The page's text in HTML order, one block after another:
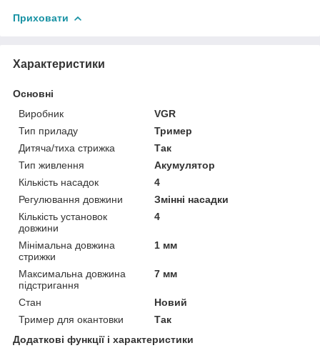
Приховати
Характеристики
Основні
Виробник
VGR
Тип приладу
Тример
Дитяча/тиха стрижка
Так
Тип живлення
Акумулятор
Кількість насадок
4
Регулювання довжини
Змінні насадки
Кількість установок
довжини
4
Мінімальна довжина
стрижки
1 мм
Максимальна довжина
підстригання
7 мм
Стан
Новий
Тример для окантовки
Так
Додаткові функції і характеристики